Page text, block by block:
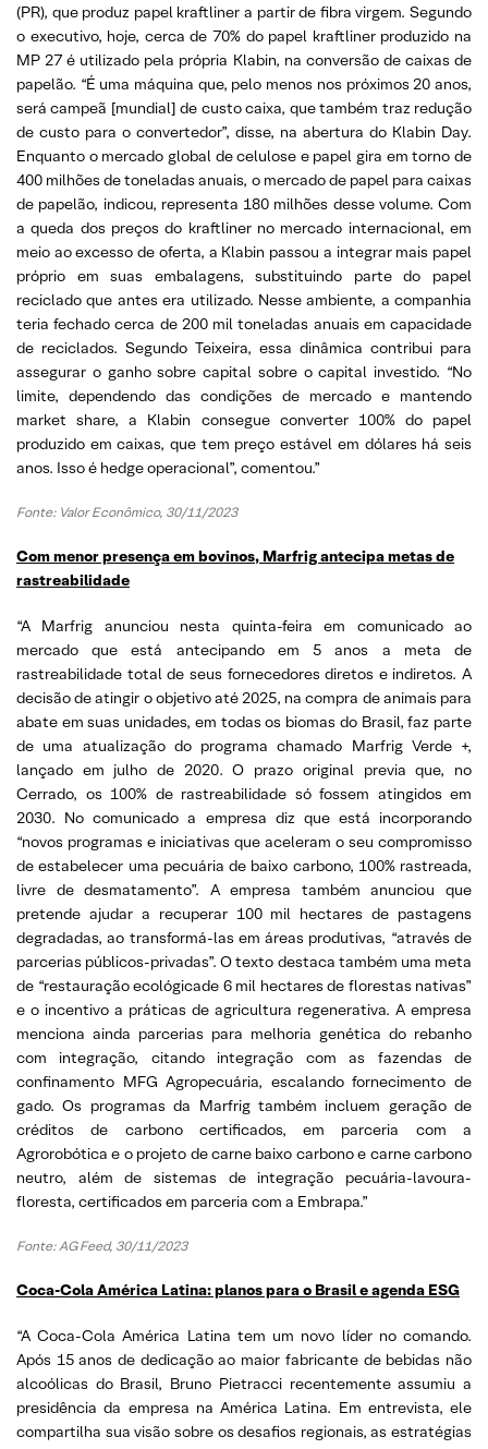
(PR), que produz papel kraftliner a partir de fibra virgem. Segundo
o executivo, hoje, cerca de 70% do papel kraftliner produzido na
MP 27 é utilizado pela própria Klabin, na conversão de caixas de
papelão. “É uma máquina que, pelo menos nos próximos 20 anos,
será campeã [mundial] de custo caixa, que também traz redução
de custo para o convertedor”, disse, na abertura do Klabin Day.
Enquanto o mercado global de celulose e papel gira em torno de
400 milhões de toneladas anuais, o mercado de papel para caixas
de papelão, indicou, representa 180 milhões desse volume. Com
a queda dos preços do kraftliner no mercado internacional, em
meio ao excesso de oferta, a Klabin passou a integrar mais papel
próprio em suas embalagens, substituindo parte do papel
reciclado que antes era utilizado. Nesse ambiente, a companhia
teria fechado cerca de 200 mil toneladas anuais em capacidade
de reciclados. Segundo Teixeira, essa dinâmica contribui para
assegurar o ganho sobre capital sobre o capital investido. “No
limite, dependendo das condições de mercado e mantendo
market share, a Klabin consegue converter 100% do papel
produzido em caixas, que tem preço estável em dólares há seis
anos. Isso é hedge operacional”, comentou.”
Fonte: Valor Econômico, 30/11/2023
Com menor presença em bovinos, Marfrig antecipa metas de
rastreabilidade
“A Marfrig anunciou nesta quinta-feira em comunicado ao
mercado que está antecipando em 5 anos a meta de
rastreabilidade total de seus fornecedores diretos e indiretos. A
decisão de atingir o objetivo até 2025, na compra de animais para
abate em suas unidades, em todas os biomas do Brasil, faz parte
de uma atualização do programa chamado Marfrig Verde +,
lançado em julho de 2020. O prazo original previa que, no
Cerrado, os 100% de rastreabilidade só fossem atingidos em
2030. No comunicado a empresa diz que está incorporando
“novos programas e iniciativas que aceleram o seu compromisso
de estabelecer uma pecuária de baixo carbono, 100% rastreada,
livre de desmatamento”. A empresa também anunciou que
pretende ajudar a recuperar 100 mil hectares de pastagens
degradadas, ao transformá-las em áreas produtivas, “através de
parcerias públicos-privadas”. O texto destaca também uma meta
de “restauração ecológicade 6 mil hectares de florestas nativas”
e o incentivo a práticas de agricultura regenerativa. A empresa
menciona ainda parcerias para melhoria genética do rebanho
com integração, citando integração com as fazendas de
confinamento MFG Agropecuária, escalando fornecimento de
gado. Os programas da Marfrig também incluem geração de
créditos de carbono certificados, em parceria com a
Agrorobótica e o projeto de carne baixo carbono e carne carbono
neutro, além de sistemas de integração pecuária-lavoura-
floresta, certificados em parceria com a Embrapa.”
Fonte: AG Feed, 30/11/2023
Coca-Cola América Latina: planos para o Brasil e agenda ESG
“A Coca-Cola América Latina tem um novo líder no comando.
Após 15 anos de dedicação ao maior fabricante de bebidas não
alcoólicas do Brasil, Bruno Pietracci recentemente assumiu a
presidência da empresa na América Latina. Em entrevista, ele
compartilha sua visão sobre os desafios regionais, as estratégias